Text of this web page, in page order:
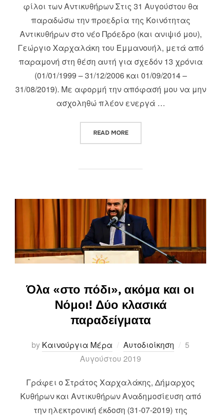
φίλοι των Αντικυθήρων Στις 31 Αυγούστου θα
παραδώσω την προεδρία της Κοινότητας
Αντικυθήρων στο νέο Πρόεδρο (και ανιψιό μου),
Γεώργιο Χαρχαλάκη του Εμμανουήλ, μετά από
παραμονή στη θέση αυτή για σχεδόν 13 χρόνια
(01/01/1999 – 31/12/2006 και 01/09/2014 –
31/08/2019). Με αφορμή την απόφασή μου να μην
ασχοληθώ πλέον ενεργά …
READ MORE“ΑΝΟΙΧΤΗ ΕΠΙΣΤΟΛΗ ΑΝΔΡΕΑ
Όλα «στο πόδι», ακόμα και οι
Νόμοι! Δύο κλασικά
παραδείγματα
by Καινούργια Μέρα Αυτοδιοίκηση
Posted
5
Αυγούστου 2019
Γράφει ο Στράτος Χαρχαλάκης, Δήμαρχος
Κυθήρων και Αντικυθήρων Αναδημοσίευση από
την ηλεκτρονική έκδοση (31-07-2019) της